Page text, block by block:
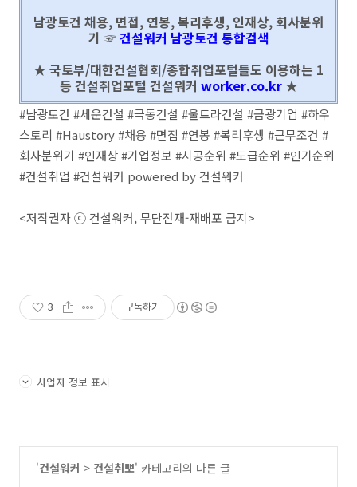
남광토건 채용, 면접, 연봉, 복리후생, 인재상, 회사분위
기 ☞건설워커 남광토건 통합검색
★ 국토부/대한건설협회/종합취업포털들도 이용하는 1
등 건설취업포털 건설워커 worker.co.kr★
#남광토건 #세운건설 #극동건설 #울트라건설 #금광기업 #하우
스토리 #Haustory #채용 #면접 #연봉 #복리후생 #근무조건 #
회사분위기 #인재상 #기업정보 #시공순위 #도급순위 #인기순위
#건설취업 #건설워커 powered by 건설워커
<저작권자 ⓒ 건설워커, 무단전재-재배포 금지>
3 구독하기
사업자 정보 표시
'건설워커 > 건설취뽀' 카테고리의 다른 글